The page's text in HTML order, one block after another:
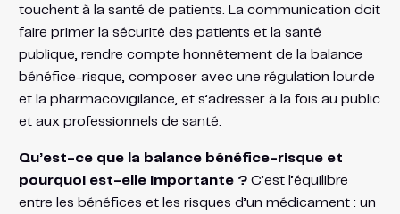
touchent à la santé de patients. La communication doit
faire primer la sécurité des patients et la santé
publique, rendre compte honnêtement de la balance
bénéfice-risque, composer avec une régulation lourde
et la pharmacovigilance, et s’adresser à la fois au public
et aux professionnels de santé.
Qu’est-ce que la balance bénéfice-risque et
pourquoi est-elle importante ?C’est l’équilibre
entre les bénéfices et les risques d’un médicament : un